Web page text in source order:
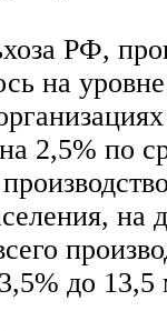
РФ,
на
2,5% по
на
до